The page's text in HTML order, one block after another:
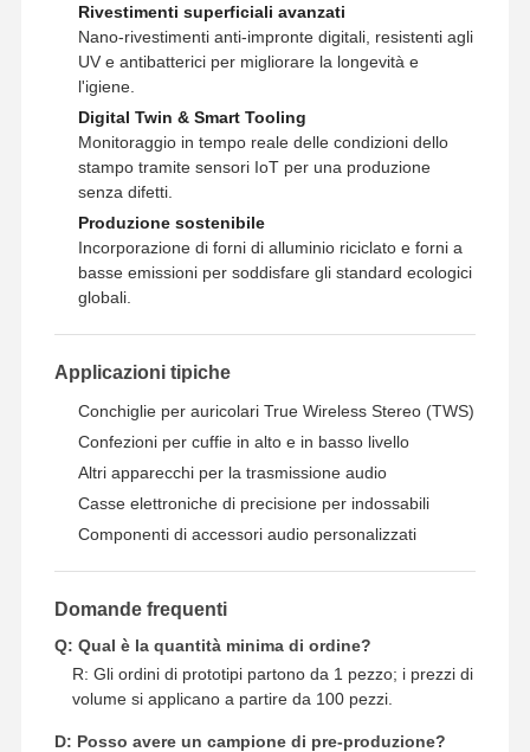
Rivestimenti superficiali avanzati
Nano-rivestimenti anti-impronte digitali, resistenti agli
UV e antibatterici per migliorare la longevità e
l'igiene.
Digital Twin & Smart Tooling
Monitoraggio in tempo reale delle condizioni dello
stampo tramite sensori IoT per una produzione
senza difetti.
Produzione sostenibile
Incorporazione di forni di alluminio riciclato e forni a
basse emissioni per soddisfare gli standard ecologici
globali.
Applicazioni tipiche
Conchiglie per auricolari True Wireless Stereo (TWS)
Confezioni per cuffie in alto e in basso livello
Altri apparecchi per la trasmissione audio
Casse elettroniche di precisione per indossabili
Componenti di accessori audio personalizzati
Domande frequenti
Q: Qual è la quantità minima di ordine?
R: Gli ordini di prototipi partono da 1 pezzo; i prezzi di
volume si applicano a partire da 100 pezzi.
D: Posso avere un campione di pre-produzione?